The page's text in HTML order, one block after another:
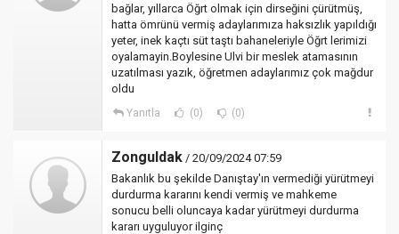
bağlar, yıllarca Öğrt olmak için dirseğini çürütmüş,
hatta ömrünü vermiş adaylarımıza haksızlık yapıldığı
yeter, inek kaçtı süt taştı bahaneleriyle Öğrt lerimizi
oyalamayin.Boylesine Ulvi bir meslek atamasının
uzatılması yazık, öğretmen adaylarımız çok mağdur
oldu
Yanıtla (0) (0)
Zonguldak / 20/09/2024 07:59
Bakanlık bu şekilde Danıştay'ın vermediği yürütmeyi
durdurma kararını kendi vermiş ve mahkeme
sonucu belli oluncaya kadar yürütmeyi durdurma
kararı uyguluyor ilginç